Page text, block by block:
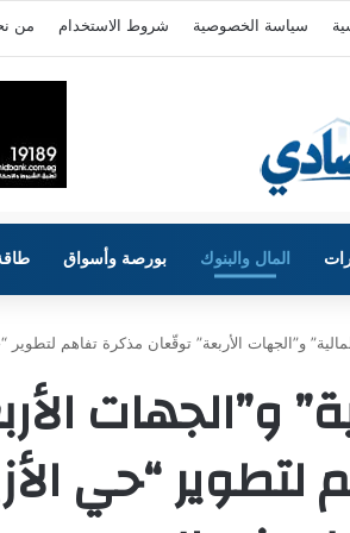
سياسة الخصوصية شروط الاستخدام من
المال والبنوك بورصة وأسواق
و”الجهات الأربعة” توقّعان مذكرة تفاهم لتطوير “حي الأزياء”
و”الجهات
“حي